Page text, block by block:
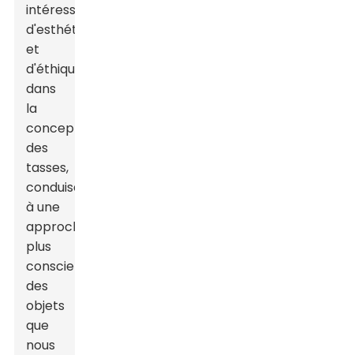
intéressant
d'esthétique
et
d'éthique
dans
la
conception
des
tasses,
conduisant
à une
approche
plus
consciente
des
objets
que
nous